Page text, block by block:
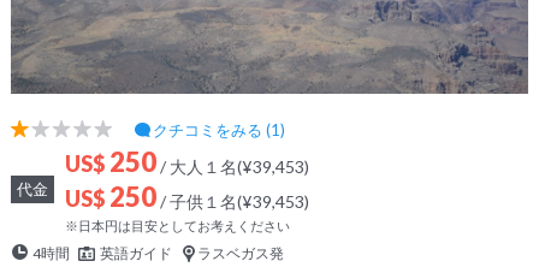
クチコミをみる (1)
代金
US$ 250/ 大人１名(¥39,453)
US$ 250/ 子供１名(¥39,453)
※日本円は目安としてお考えください
4時間 英語ガイド ラスベガス発